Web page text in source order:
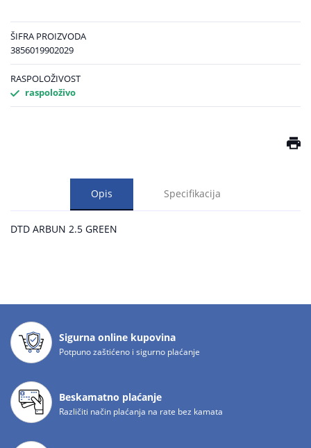
ŠIFRA PROIZVODA
3856019902029
RASPOLOŽIVOST
raspoloživo
Opis Specifikacija
DTD ARBUN 2.5 GREEN
Sigurna online kupovina
Potpuno zaštićeno i sigurno plaćanje
Beskamatno plaćanje
Različiti način plaćanja na rate bez kamata